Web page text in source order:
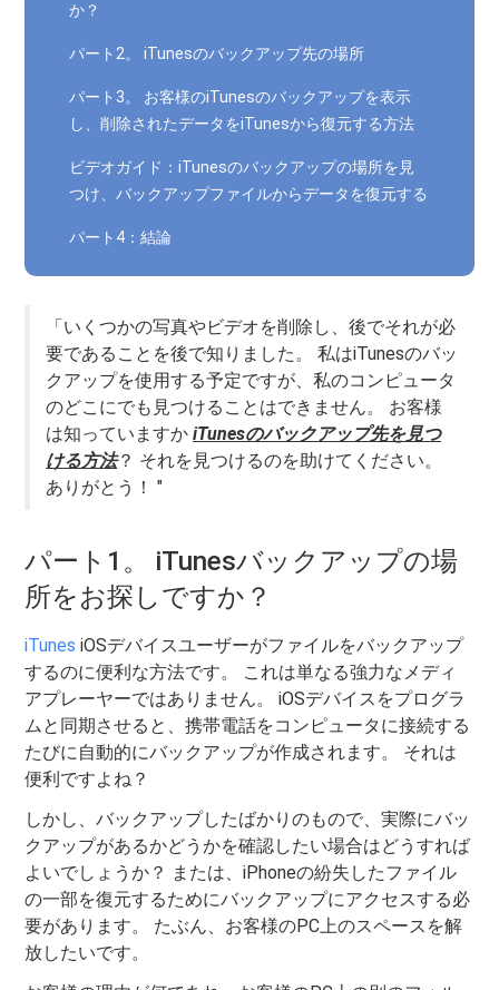
か？
パート2。 iTunesのバックアップ先の場所
パート3。 お客様のiTunesのバックアップを表示
し、削除されたデータをiTunesから復元する方法
ビデオガイド：iTunesのバックアップの場所を見
つけ、バックアップファイルからデータを復元する
パート4：結論
「いくつかの写真やビデオを削除し、後でそれが必
要であることを後で知りました。 私はiTunesのバッ
クアップを使用する予定ですが、私のコンピュータ
のどこにでも見つけることはできません。 お客様
は知っていますかiTunesのバックアップ先を見つ
ける方法？ それを見つけるのを助けてください。
ありがとう！ "
パート1。 iTunesバックアップの場
所をお探しですか？
iTunesiOSデバイスユーザーがファイルをバックアップ
するのに便利な方法です。 これは単なる強力なメディ
アプレーヤーではありません。 iOSデバイスをプログラ
ムと同期させると、携帯電話をコンピュータに接続する
たびに自動的にバックアップが作成されます。 それは
便利ですよね？
しかし、バックアップしたばかりのもので、実際にバッ
クアップがあるかどうかを確認したい場合はどうすれば
よいでしょうか？ または、iPhoneの紛失したファイル
の一部を復元するためにバックアップにアクセスする必
要があります。 たぶん、お客様のPC上のスペースを解
放したいです。